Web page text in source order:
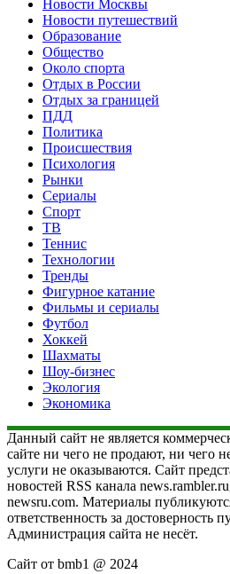
Новости Москвы
Новости путешествий
Образование
Общество
Около спорта
Отдых в России
Отдых за границей
ПДД
Политика
Происшествия
Психология
Рынки
Сериалы
Спорт
ТВ
Теннис
Технологии
Тренды
Фигурное катание
Фильмы и сериалы
Футбол
Хоккей
Шахматы
Шоу-бизнес
Экология
Экономика
Данный сайт не является
сайте ни чего не продают, ни чего
услуги не оказываются. Сайт
новостей RSS канала
newsru.com. Материалы
ответственность за достоверность
Администрация сайта не несёт.
Сайт от bmb1 @ 2024